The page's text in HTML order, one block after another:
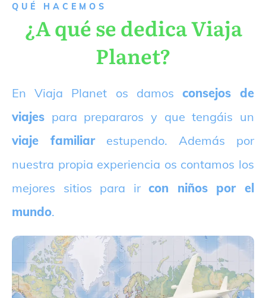
QUÉ HACEMOS
¿A qué se dedica Viaja
Planet?
En Viaja Planet os damos consejos de
viajes para prepararos y que tengáis un
viaje familiarestupendo. Además por
nuestra propia experiencia os contamos los
mejores sitios para ircon niños por el
mundo.